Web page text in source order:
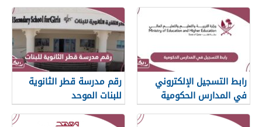
رابط التسجيل الإلكتروني
في المدارس الحكومية
القطرية
رقم مدرسة قطر الثانوية
للبنات الموحد